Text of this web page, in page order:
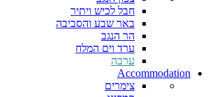
חבל לכיש ויתיר
באר שבע והסביבה
הר הנגב
ערד וים המלח
ערבה
Accommodation
צימרים